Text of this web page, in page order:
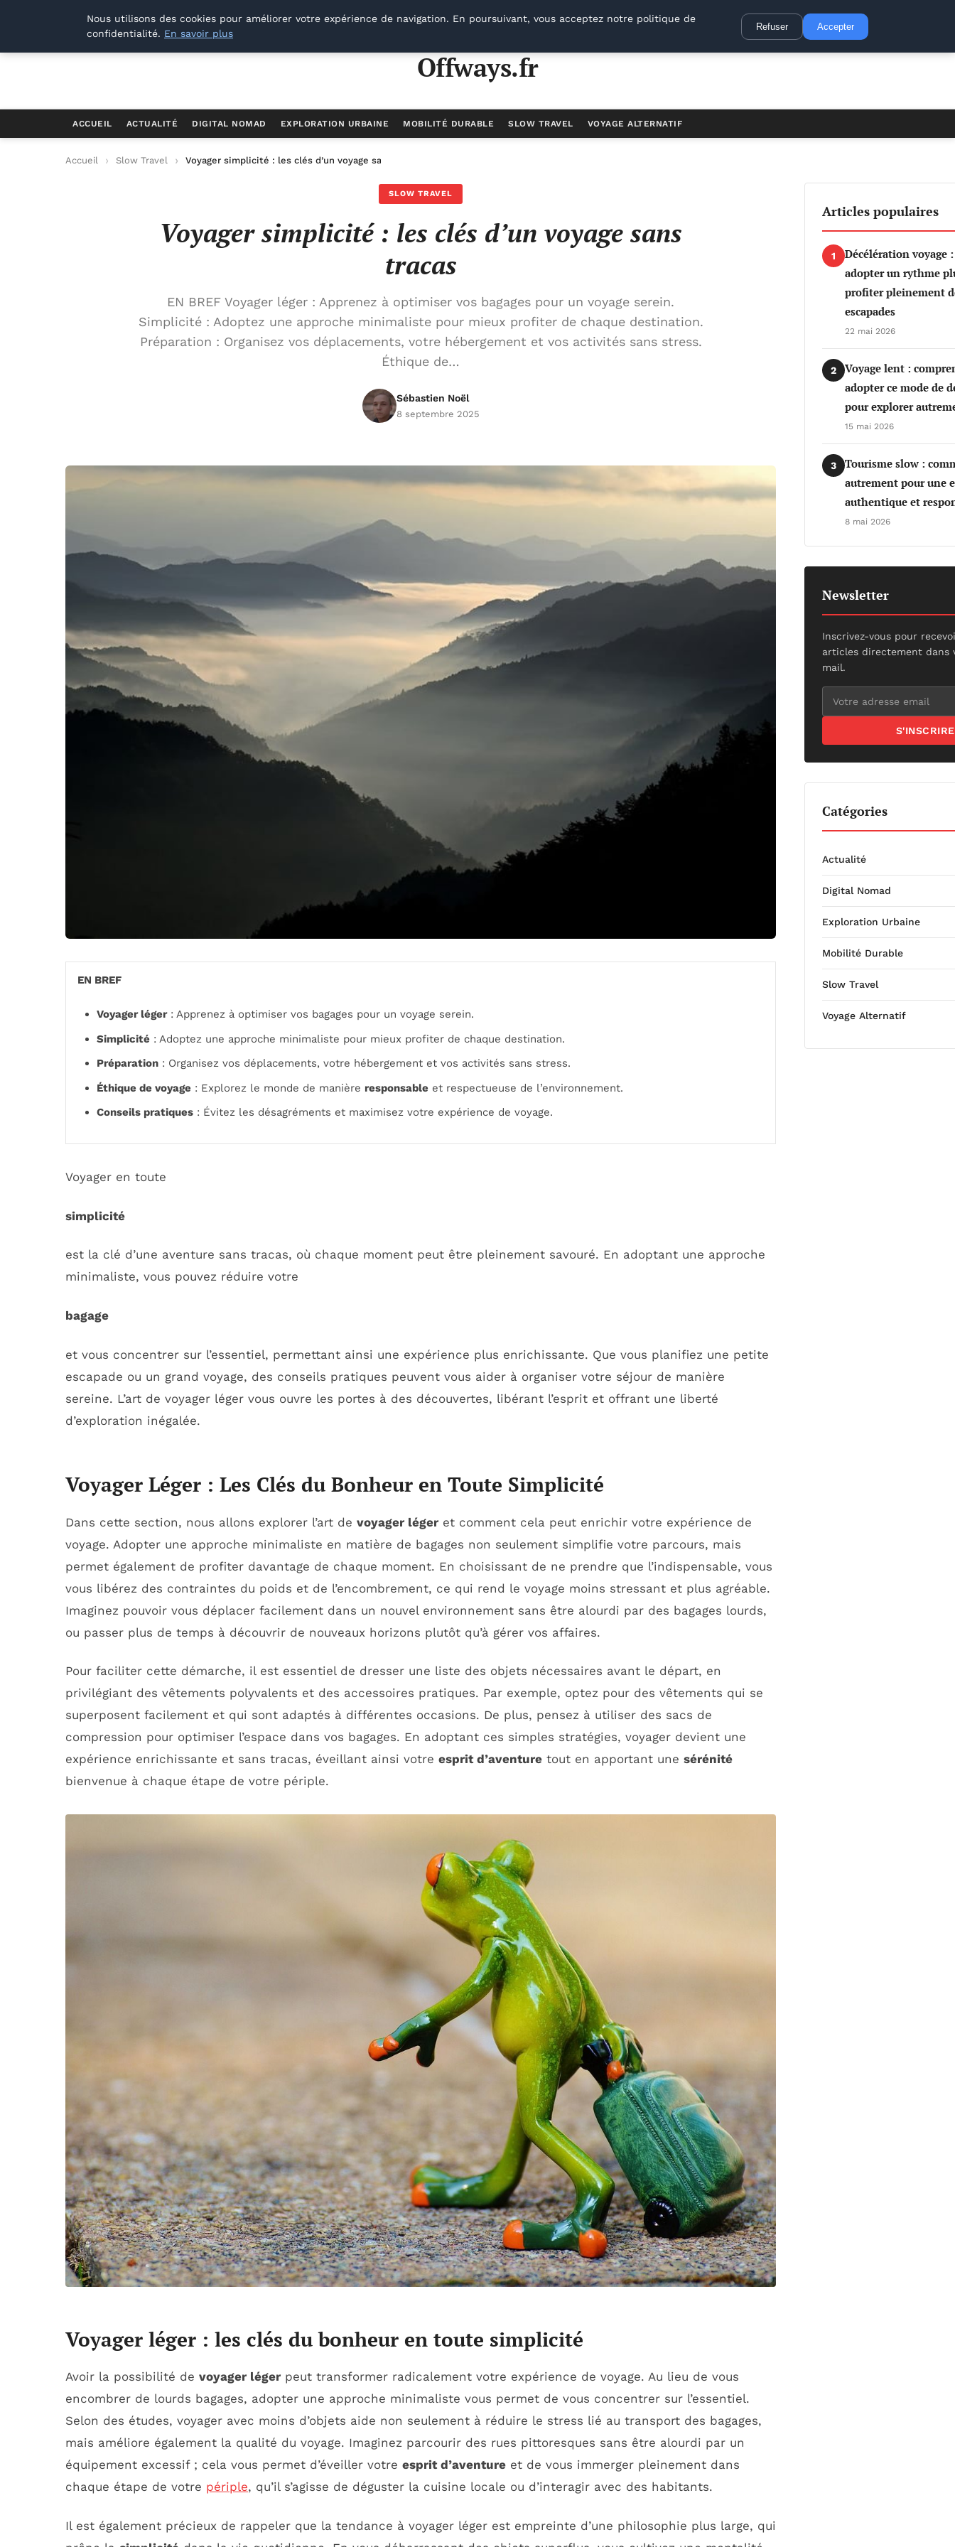
Offways.fr
Offways.fr
ACCUEIL ACTUALITÉ DIGITAL NOMAD EXPLORATION URBAINE MOBILITÉ DURABLE SLOW TRAVEL VOYAGE ALTERNATIF
Accueil Slow Travel Voyager simplicité : les clés d’un voyage sans tracas
SLOW TRAVEL
Voyager simplicité : les clés d’un voyage sans
tracas
EN BREF Voyager léger : Apprenez à optimiser vos bagages pour un voyage serein.
Simplicité : Adoptez une approche minimaliste pour mieux profiter de chaque destination.
Préparation : Organisez vos déplacements, votre hébergement et vos activités sans stress.
Éthique de…
Sébastien Noël
8 septembre 2025
EN BREF
Voyager léger: Apprenez à optimiser vos bagages pour un voyage serein.
Simplicité : Adoptez une approche minimaliste pour mieux profiter de chaque destination.
Préparation : Organisez vos déplacements, votre hébergement et vos activités sans stress.
Éthique de voyage : Explorez le monde de manière responsable et respectueuse de l’environnement.
Conseils pratiques : Évitez les désagréments et maximisez votre expérience de voyage.
Voyager en toute
simplicité
est la clé d’une aventure sans tracas, où chaque moment peut être pleinement savouré. En adoptant une approche
minimaliste, vous pouvez réduire votre
bagage
et vous concentrer sur l’essentiel, permettant ainsi une expérience plus enrichissante. Que vous planifiez une petite
escapade ou un grand voyage, des conseils pratiques peuvent vous aider à organiser votre séjour de manière
sereine. L’art de voyager léger vous ouvre les portes à des découvertes, libérant l’esprit et offrant une liberté
d’exploration inégalée.
Voyager Léger : Les Clés du Bonheur en Toute Simplicité
Dans cette section, nous allons explorer l’art de voyager léger et comment cela peut enrichir votre expérience de
voyage. Adopter une approche minimaliste en matière de bagages non seulement simplifie votre parcours, mais
permet également de profiter davantage de chaque moment. En choisissant de ne prendre que l’indispensable, vous
vous libérez des contraintes du poids et de l’encombrement, ce qui rend le voyage moins stressant et plus agréable.
Imaginez pouvoir vous déplacer facilement dans un nouvel environnement sans être alourdi par des bagages lourds,
ou passer plus de temps à découvrir de nouveaux horizons plutôt qu’à gérer vos affaires.
Pour faciliter cette démarche, il est essentiel de dresser une liste des objets nécessaires avant le départ, en
privilégiant des vêtements polyvalents et des accessoires pratiques. Par exemple, optez pour des vêtements qui se
superposent facilement et qui sont adaptés à différentes occasions. De plus, pensez à utiliser des sacs de
compression pour optimiser l’espace dans vos bagages. En adoptant ces simples stratégies, voyager devient une
expérience enrichissante et sans tracas, éveillant ainsi votre esprit d’aventure tout en apportant une sérénité
bienvenue à chaque étape de votre périple.
Voyager léger : les clés du bonheur en toute simplicité
Avoir la possibilité de voyager léger peut transformer radicalement votre expérience de voyage. Au lieu de vous
encombrer de lourds bagages, adopter une approche minimaliste vous permet de vous concentrer sur l’essentiel.
Selon des études, voyager avec moins d’objets aide non seulement à réduire le stress lié au transport des bagages,
mais améliore également la qualité du voyage. Imaginez parcourir des rues pittoresques sans être alourdi par un
équipement excessif ; cela vous permet d’éveiller votre esprit d’aventure et de vous immerger pleinement dans
chaque étape de votre périple, qu’il s’agisse de déguster la cuisine locale ou d’interagir avec des habitants.
Il est également précieux de rappeler que la tendance à voyager léger est empreinte d’une philosophie plus large, qui
Articles populaires
1
Décélération voyage
adopter un rythme
profiter pleinement
escapades
22 mai 2026
2
Voyage lent :
adopter ce mode de
pour explorer
15 mai 2026
3
Tourisme slow :
autrement pour une
authentique et
8 mai 2026
Newsletter
Inscrivez-vous pour
articles directement dans
mail.
S'INSCRIRE
Catégories
Actualité
Digital Nomad
Exploration Urbaine
Mobilité Durable
Slow Travel
Voyage Alternatif
Nous utilisons des cookies pour améliorer votre expérience de navigation. En poursuivant, vous acceptez notre politique de
confidentialité. En savoir plus
Refuser Accepter